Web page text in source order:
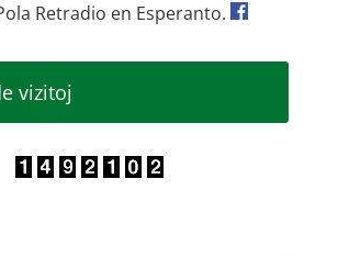
Retradio en Esperanto.
vizitoj